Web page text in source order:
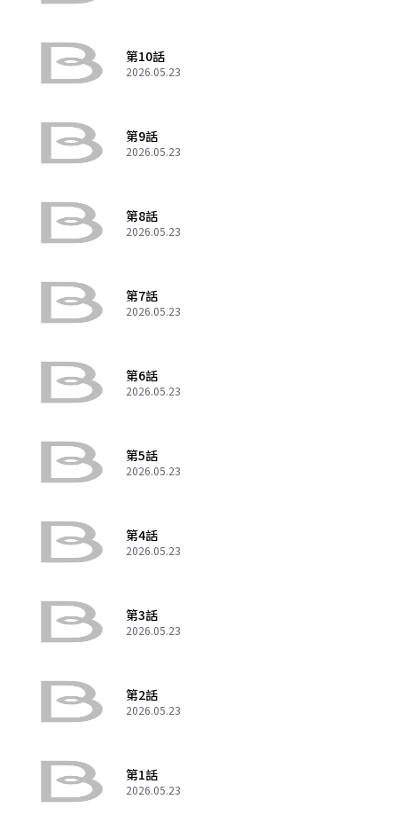
第10話
2026.05.23
第9話
2026.05.23
第8話
2026.05.23
第7話
2026.05.23
第6話
2026.05.23
第5話
2026.05.23
第4話
2026.05.23
第3話
2026.05.23
第2話
2026.05.23
第1話
2026.05.23